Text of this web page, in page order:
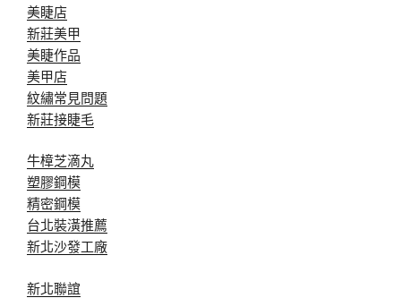
美睫店
新莊美甲
美睫作品
美甲店
紋繡常見問題
新莊接睫毛
牛樟芝滴丸
塑膠鋼模
精密鋼模
台北裝潢推薦
新北沙發工廠
新北聯誼